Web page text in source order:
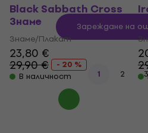
Black Sabbath Cross
Знаме
Знаме/Плакат
23,80 €
29,90 €
- 20 %
В наличност
Зареждане на
1 2 3